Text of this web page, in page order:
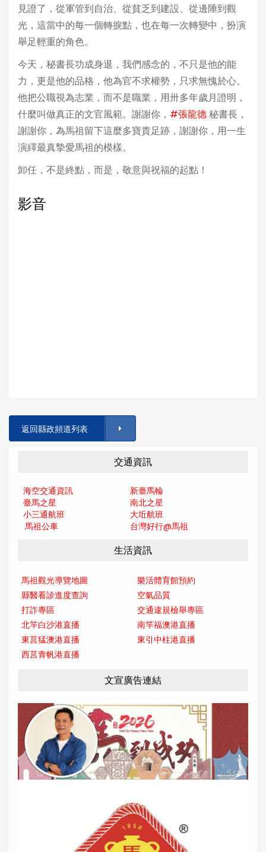
見證了，從軍管到自治、從貧乏到建設、從邊陲到觀
光，這當中的每一個轉捩點，也在每一次轉變中，扮演
舉足輕重的角色。
今天，秘書長功成身退，我們感念的，不只是他的能
力，更是他的品格，他為官不求權勢，只求無愧於心。
他把公職視為志業，而不是職業，用卅多年歲月證明，
什麼叫做真正的文官風範。謝謝你， #張龍德秘書長，
謝謝你，為馬祖留下這麼多寶貴足跡，謝謝你，用一生
演繹最真摯愛馬祖的模樣。
卸任，不是終點，而是，敬意與祝福的起點！
影音
返回縣政頻道列表
交通資訊
海空交通資訊
新臺馬輪
臺馬之星
南北之星
小三通航班
大坵航班
馬祖公車
台灣好行@馬祖
生活資訊
馬祖觀光導覽地圖
樂活體育館預約
縣醫看診進度查詢
空氣品質
打詐專區
交通違規檢舉專區
北竿白沙港直播
南竿福澳港直播
東莒猛澳港直播
東引中柱港直播
西莒青帆港直播
文宣廣告連結